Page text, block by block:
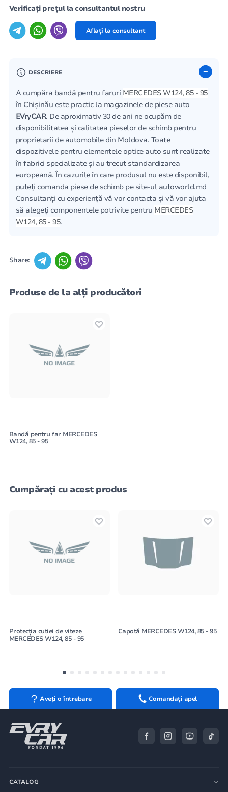
Verificați prețul la consultantul nostru
Aflați la consultant
DESCRIERE
A cumpăra bandă pentru faruri MERCEDES W124, 85 - 95
în Chișinău este practic la magazinele de piese auto
EVryCAR. De aproximativ 30 de ani ne ocupăm de
disponibilitatea și calitatea pieselor de schimb pentru
proprietarii de automobile din Moldova. Toate
dispozitivele pentru elementele optice auto sunt realizate
în fabrici specializate și au trecut standardizarea
europeană. În cazurile în care produsul nu este disponibil,
puteți comanda piese de schimb pe site-ul autoworld.md
Consultanți cu experiență vă vor contacta și vă vor ajuta
să alegeți componentele potrivite pentru MERCEDES
W124, 85 - 95.
Share:
Produse de la alți producători
Bandă pentru far MERCEDES
W124, 85 - 95
Cumpărați cu acest produs
Protecția cutiei de viteze
MERCEDES W124, 85 - 95
Capotă MERCEDES W124, 85 - 95
Aveți o întrebare Comandați apel
CATALOG